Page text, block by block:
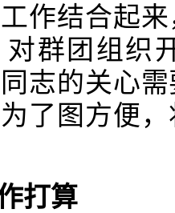
作结合起
群团组织
同志的关心
了图方便
打算